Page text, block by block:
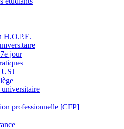
H.O.P.E.
jour
USJ
professionnelle [CFP]